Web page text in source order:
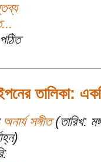
তালিকা:
অনার্য সঙ্গীত(তারিখ: